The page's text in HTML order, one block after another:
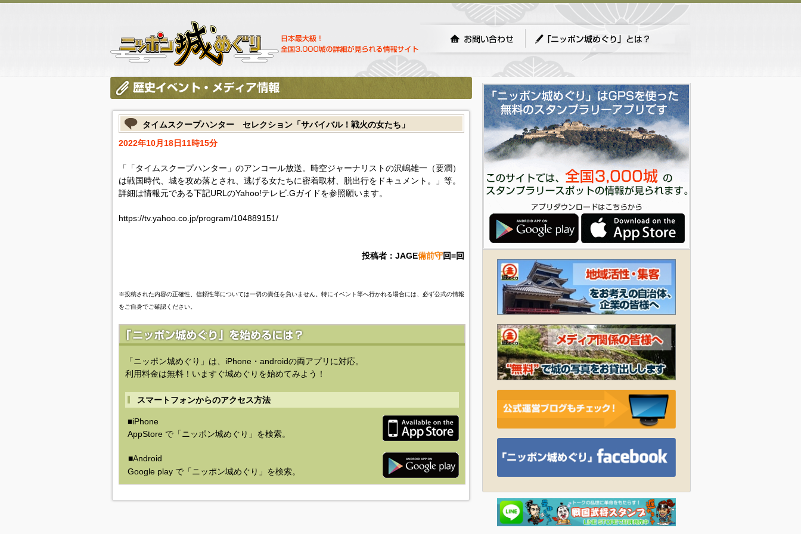
タイムスクープハンター セレクション「サバイバル！戦火の女たち」
2022年10月18日11時15分
「「タイムスクープハンター」のアンコール放送。時空ジャーナリストの沢嶋雄一（要潤）
は戦国時代、城を攻め落とされ、逃げる女たちに密着取材、脱出行をドキュメント。」等。
詳細は情報元である下記URLのYahoo!テレビ.Gガイドを参照願います。
https://tv.yahoo.co.jp/program/104889151/
投稿者：JAGE備前守回=回
※投稿された内容の正確性、信頼性等については一切の責任を負いません。特にイベント等へ行かれる場合には、必ず公式の情報
をご自身でご確認ください。
「ニッポン城めぐり」は、iPhone・androidの両アプリに対応。
利用料金は無料！いますぐ城めぐりを始めてみよう！
スマートフォンからのアクセス方法
■iPhone
AppStore で「ニッポン城めぐり」を検索。
■Android
Google play で「ニッポン城めぐり」を検索。